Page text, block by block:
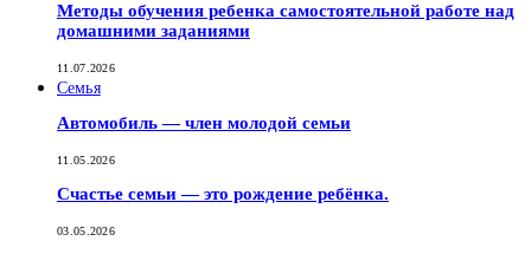
Методы обучения ребенка самостоятельной работе над
домашними заданиями
11.07.2026
Семья
Автомобиль — член молодой семьи
11.05.2026
Счастье семьи — это рождение ребёнка.
03.05.2026